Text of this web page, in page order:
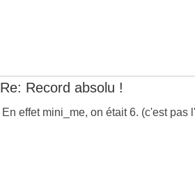
Re: Record absolu !
En effet mini_me, on était 6. (c'est